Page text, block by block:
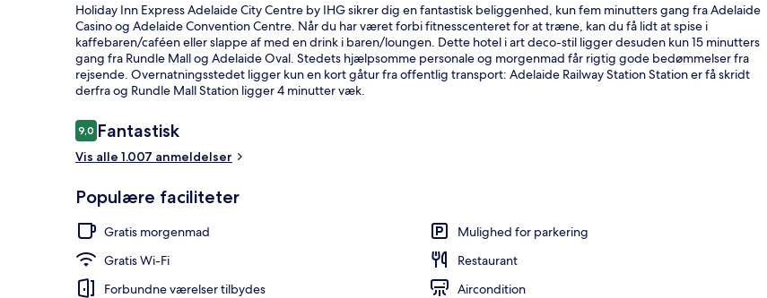
Trappe
Holiday Inn Express Adelaide City Centre by IHG sikrer dig en fantastisk beliggenhed, kun fem minutters gang fra Adelaide
Casino og Adelaide Convention Centre. Når du har været forbi fitnesscenteret for at træne, kan du få lidt at spise i
kaffebaren/caféen eller slappe af med en drink i baren/loungen. Dette hotel i art deco-stil ligger desuden kun 15 minutters
gang fra Rundle Mall og Adelaide Oval. Stedets hjælpsomme personale og morgenmad får rigtig gode bedømmelser fra
rejsende. Overnatningsstedet ligger kun en kort gåtur fra offentlig transport: Adelaide Railway Station Station er få skridt
derfra og Rundle Mall Station ligger 4 minutter væk.
Anmeldelser
9,09,0 ud af 10.
Fantastisk
Vis alle 1.007 anmeldelser
Populære faciliteter
Gratis morgenmad
Mulighed for parkering
Gratis Wi-Fi
Restaurant
Forbundne værelser tilbydes
Aircondition